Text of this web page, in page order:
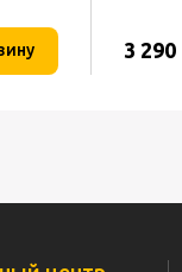
3 290